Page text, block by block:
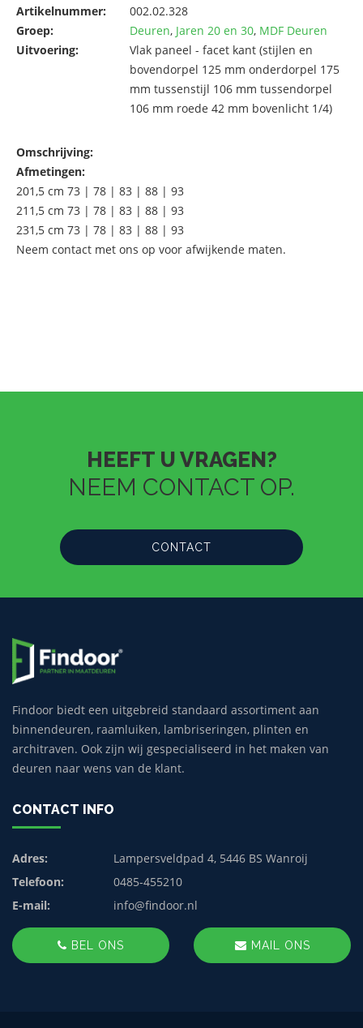
Artikelnummer:
002.02.328
Groep:
Deuren, Jaren 20 en 30, MDF Deuren
Uitvoering:
Vlak paneel - facet kant (stijlen en
bovendorpel 125 mm onderdorpel 175
mm tussenstijl 106 mm tussendorpel
106 mm roede 42 mm bovenlicht 1/4)
Omschrijving:
Afmetingen:
201,5 cm 73 | 78 | 83 | 88 | 93
211,5 cm 73 | 78 | 83 | 88 | 93
231,5 cm 73 | 78 | 83 | 88 | 93
Neem contact met ons op voor afwijkende maten.
HEEFT U VRAGEN?
NEEM CONTACT OP.
CONTACT
Findoor biedt een uitgebreid standaard assortiment aan
binnendeuren, raamluiken, lambriseringen, plinten en
architraven. Ook zijn wij gespecialiseerd in het maken van
deuren naar wens van de klant.
CONTACT INFO
Adres:
Lampersveldpad 4, 5446 BS Wanroij
Telefoon:
0485-455210
E-mail:
info@findoor.nl
BEL ONS MAIL ONS